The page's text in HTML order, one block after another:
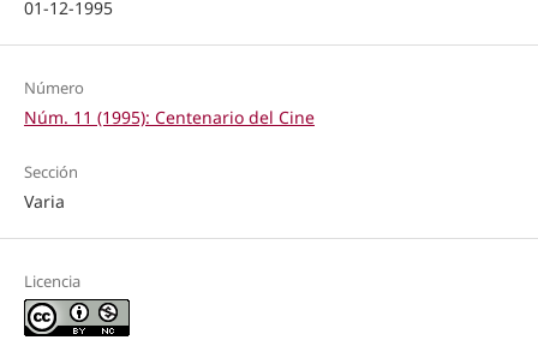
01-12-1995
Número
Núm. 11 (1995): Centenario del Cine
Sección
Varia
Licencia